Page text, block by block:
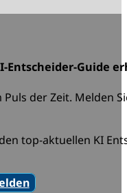
Entscheider-Guide
der Zeit. Melden
top-aktuellen KI